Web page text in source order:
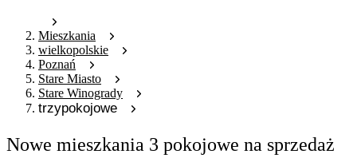
Mieszkania
wielkopolskie
Poznań
Stare Miasto
Stare Winogrady
trzypokojowe
Nowe mieszkania 3 pokojowe na sprzedaż